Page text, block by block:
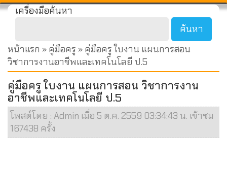
เครื่องมือค้นหา
หน้าแรก » คู่มือครู » คู่มือครู ใบงาน แผนการสอน
วิชาการงานอาชีพและเทคโนโลยี ป.5
คู่มือครู ใบงาน แผนการสอน วิชาการงาน
อาชีพและเทคโนโลยี ป.5
โพสต์โดย : Admin เมื่อ 5 ต.ค. 2559 03:34:43 น. เข้าชม
167438 ครั้ง